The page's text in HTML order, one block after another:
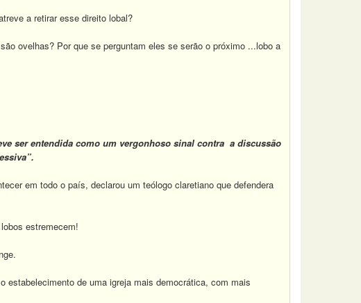
a retirar esse direito lobal?
ovelhas? Por que se perguntam eles se serão o próximo ...lobo a
ser entendida como um vergonhoso sinal contra a discussão
em todo o país, declarou um teólogo claretiano que defendera
estremecem!
estabelecimento de uma igreja mais democrática, com mais